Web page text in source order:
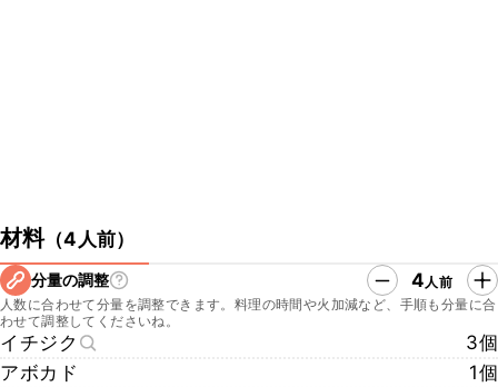
材料（4人前）
分量の調整 4人前
人数に合わせて分量を調整できます。料理の時間や火加減など、手順も分量に合
わせて調整してくださいね。
イチジク
3個
アボカド
1個